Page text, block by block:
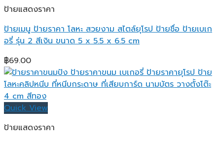
ป้ายแสดงราคา
ป้ายเมนู ป้ายราคา โลหะ สวยงาม สไตล์ยุโรป ป้ายชื่อ ป้ายเบเก
อรี่ รุ่น 2 สีเงิน ขนาด 5 x 5.5 x 6.5 cm
฿69.00
Quick View
ป้ายแสดงราคา